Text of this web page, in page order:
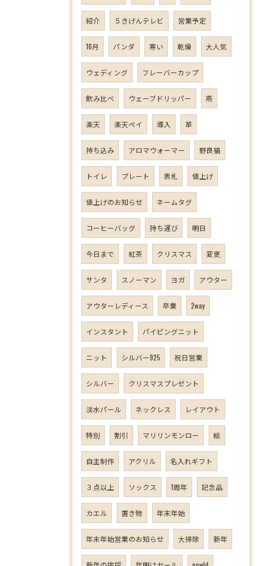
紹介 ５きげんテレビ 営業予定
10月 パンダ 寒い 乾燥 大人気
ウェディング フレーバーカップ
飲み比べ ウェーブドリッパー 燕
楽天 楽天ペイ 導入 革
持ち込み アロマウォーマー 野良猫
トイレ プレート 表札 値上げ
値上げのお知らせ ネームタグ
コーヒーバッグ 持ち運び 明日
今日まで 紅茶 クリスマス 変更
サンタ スノーマン ヨガ アウター
アウターレディース 卒業 2way
インスタント パイピングニット
ニット シルバー925 祝日営業
シルバー クリスマスプレゼント
淡水パール ネックレス レイアウト
特別 割引 マリリンモンロー 絵
自主制作 アクリル 名入れギフト
３点以上 ソックス 1周年 記念品
カエル 置き物 年末年始
年末年始営業のお知らせ 大掃除 新年